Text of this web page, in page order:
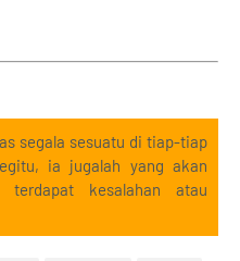
segala sesuatu di tiap-tiap
ia jugalah yang akan
terdapat kesalahan atau